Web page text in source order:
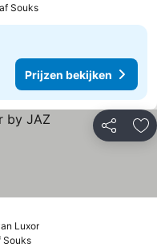
Souks
Prijzen bekijken
Delen
LuxorPrijzen bekijken
bekijken
Souks